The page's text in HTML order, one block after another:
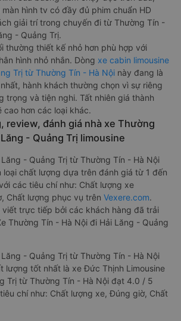
hình tv có đầy đủ phim chuẩn HD
giải trí trong chuyến đi từ Thường Tín -
- Quảng Trị.
thường thiết kế nhỏ hơn phù hợp với
hình nhỏ nhắn. Dòng xe cabin limousine
Trị từ Thường Tín - Hà Nội này đang là
hành khách thường chọn vì sự riêng
trọng và tiện nghi. Tất nhiên giá thành
cao hơn các loại khác.
review, đánh giá nhà xe Thường
- Quảng Trị limousine
Lăng - Quảng Trị từ Thường Tín - Hà Nội
chất lượng dựa trên đánh giá từ 1 đến
các tiêu chí như: Chất lượng xe
Chất lượng phục vụ trên Vexere.com.
trực tiếp bởi các khách hàng đã trải
Thường Tín - Hà Nội đi Hải Lăng - Quảng
Lăng - Quảng Trị từ Thường Tín - Hà Nội
lượng tốt nhất là xe Đức Thịnh Limousine
Trị từ Thường Tín - Hà Nội đạt 4.0 / 5
chí như: Chất lượng xe, Đúng giờ, Chất